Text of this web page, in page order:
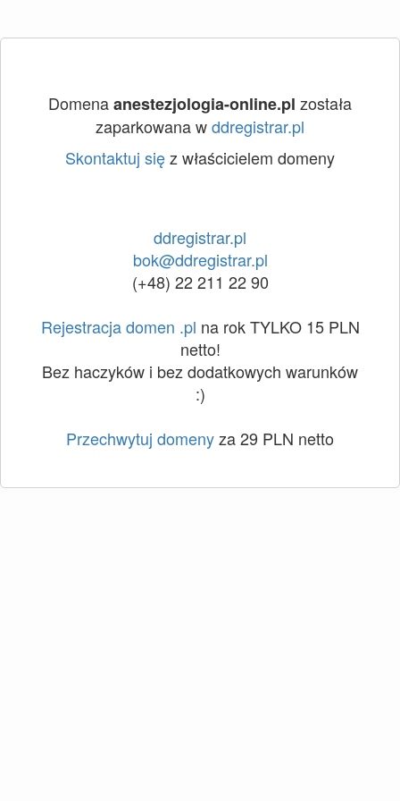
Domenaanestezjologia-online.pl została
zaparkowana wddregistrar.pl
Skontaktuj sięz właścicielem domeny
ddregistrar.pl
bok@ddregistrar.pl
(+48) 22 211 22 90
Rejestracja domen .pl na rok TYLKO 15 PLN
netto!
Bez haczyków i bez dodatkowych warunków
:)
Przechwytuj domenyza 29 PLN netto